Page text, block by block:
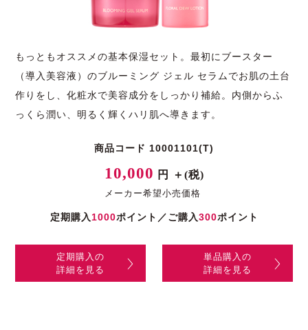
もっともオススメの基本保湿セット。最初にブースター
（導入美容液）のブルーミング ジェル セラムでお肌の土台
作りをし、化粧水で美容成分をしっかり補給。内側からふ
っくら潤い、明るく輝くハリ肌へ導きます。
商品コード 10001101(T)
10,000 円 ＋(税)
メーカー希望小売価格
定期購入 1000ポイント／ご購入300ポイント
定期購入の
詳細を見る
単品購入の
詳細を見る